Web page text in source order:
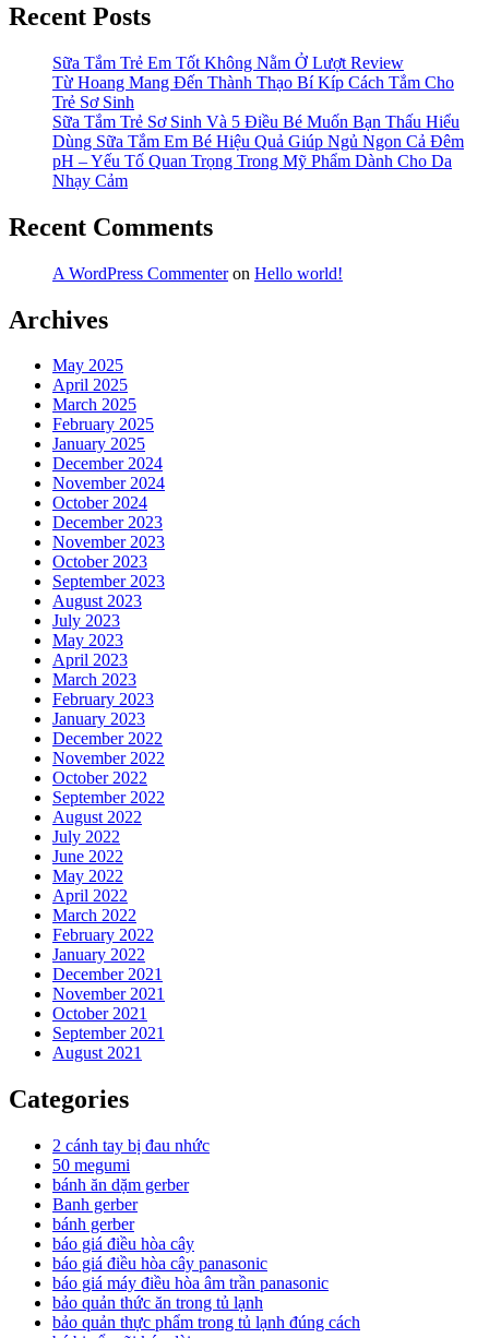
Recent Posts
Sữa Tắm Trẻ Em Tốt Không Nằm Ở Lượt Review
Từ Hoang Mang Đến Thành Thạo Bí Kíp Cách Tắm Cho
Trẻ Sơ Sinh
Sữa Tắm Trẻ Sơ Sinh Và 5 Điều Bé Muốn Bạn Thấu Hiểu
Dùng Sữa Tắm Em Bé Hiệu Quả Giúp Ngủ Ngon Cả Đêm
pH – Yếu Tố Quan Trọng Trong Mỹ Phẩm Dành Cho Da
Nhạy Cảm
Recent Comments
A WordPress Commenteron Hello world!
Archives
May 2025
April 2025
March 2025
February 2025
January 2025
December 2024
November 2024
October 2024
December 2023
November 2023
October 2023
September 2023
August 2023
July 2023
May 2023
April 2023
March 2023
February 2023
January 2023
December 2022
November 2022
October 2022
September 2022
August 2022
July 2022
June 2022
May 2022
April 2022
March 2022
February 2022
January 2022
December 2021
November 2021
October 2021
September 2021
August 2021
Categories
2 cánh tay bị đau nhức
50 megumi
bánh ăn dặm gerber
Banh gerber
bánh gerber
báo giá điều hòa cây
báo giá điều hòa cây panasonic
báo giá máy điều hòa âm trần panasonic
bảo quản thức ăn trong tủ lạnh
bảo quản thực phẩm trong tủ lạnh đúng cách